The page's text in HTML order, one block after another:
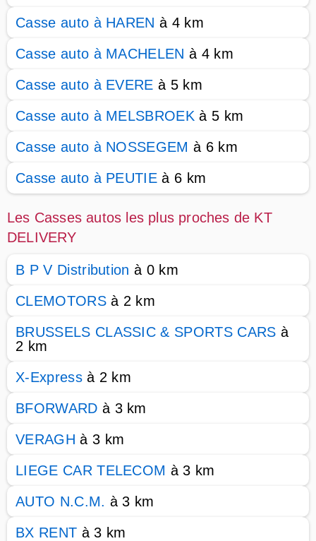
Casse auto à HAREN à 4 km
Casse auto à MACHELEN à 4 km
Casse auto à EVERE à 5 km
Casse auto à MELSBROEK à 5 km
Casse auto à NOSSEGEM à 6 km
Casse auto à PEUTIE à 6 km
Les Casses autos les plus proches de KT
DELIVERY
B P V Distribution à 0 km
CLEMOTORSà 2 km
BRUSSELS CLASSIC & SPORTS CARS à
2 km
X-Expressà 2 km
BFORWARD à 3 km
VERAGH à 3 km
LIEGE CAR TELECOM à 3 km
AUTO N.C.M. à 3 km
BX RENT à 3 km